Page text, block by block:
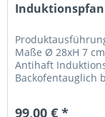
Maße Ø 28xH 7
Antihaft
Backofentauglich
99,00 € *